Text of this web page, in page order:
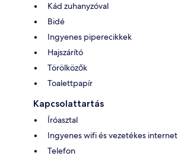
Kád zuhanyzóval
Bidé
Ingyenes piperecikkek
Hajszárító
Törölközők
Toalettpapír
Kapcsolattartás
Íróasztal
Ingyenes wifi és vezetékes internet
Telefon